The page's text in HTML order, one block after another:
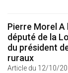
Pierre Morel A
député de la
du président
ruraux
Article du 12/10/